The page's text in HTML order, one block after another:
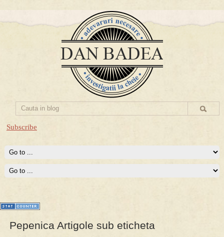
Subscribe
Prima mea carte publicata (Nemira)
Averea Presedintelui: prima lucrare despre controversatele
conturi secrete ale Securitatii.
Pepenica Artigole sub eticheta